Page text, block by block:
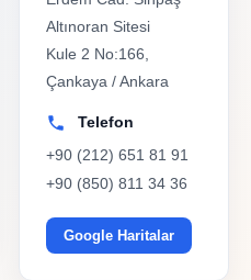
Altınoran Sitesi
Kule 2 No:166,
Çankaya / Ankara
Telefon
+90 (212) 651 81 91
+90 (850) 811 34 36
Google Haritalar